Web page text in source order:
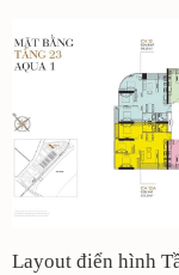
Layout điển hình